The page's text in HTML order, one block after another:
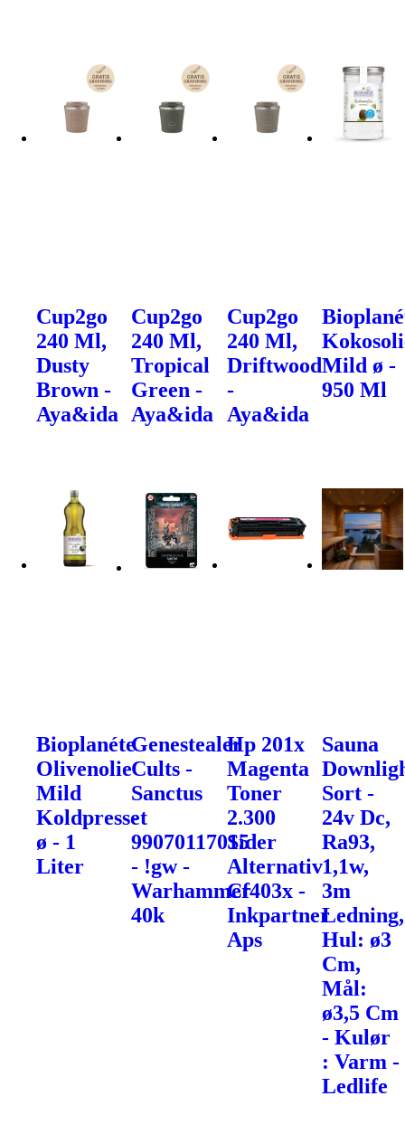
Cup2go
240 Ml,
Dusty
Brown -
Aya&ida
Cup2go
240 Ml,
Tropical
Green -
Aya&ida
Cup2go
240 Ml,
Driftwood
-
Aya&ida
Mild ø -
950 Ml
Bioplanéte
Olivenolie
Mild
Koldpresset
ø - 1
Liter
Genestealer
Cults -
Sanctus
-
99070117015
- !gw -
Warhammer
40k
Hp 201x
Magenta
Toner
2.300
Sider
Alternativ
Cf403x -
Inkpartner
Aps
Sauna
Sort -
24v Dc,
Ra93,
1,1w,
3m
Ledning,
Hul: ø3
Cm,
Mål:
ø3,5 Cm
- Kulør
: Varm -
Ledlife